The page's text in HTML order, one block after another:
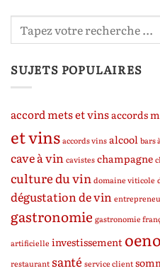
SUJETS POPULAIRES
accord mets et vinsaccords
et vinsaccords vinsalcool bars
cave à vincavisteschampagne
culture du vin domaine viticole
dégustation de vin
gastronomie gastronomie
artificielle investissement
restaurantsanté service client